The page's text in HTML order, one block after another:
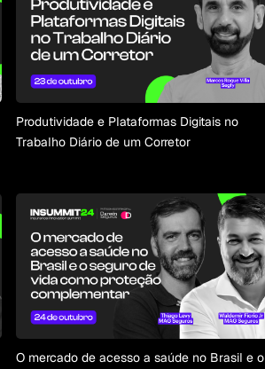
Produtividade e Plataformas Digitais no
Trabalho Diário de um Corretor
O mercado de acesso a saúde no Brasil e o